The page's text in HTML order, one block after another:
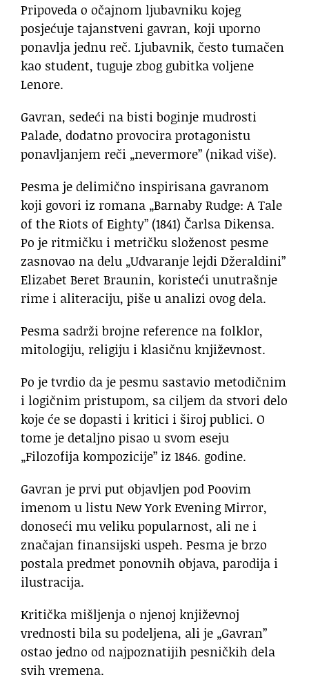
Pripoveda o očajnom ljubavniku kojeg
posjećuje tajanstveni gavran, koji uporno
ponavlja jednu reč. Ljubavnik, često tumačen
kao student, tuguje zbog gubitka voljene
Lenore.
Gavran, sedeći na bisti boginje mudrosti
Palade, dodatno provocira protagonistu
ponavljanjem reči „nevermore” (nikad više).
Pesma je delimično inspirisana gavranom
koji govori iz romana „Barnaby Rudge: A Tale
of the Riots of Eighty” (1841) Čarlsa Dikensa.
Po je ritmičku i metričku složenost pesme
zasnovao na delu „Udvaranje lejdi Džeraldini”
Elizabet Beret Braunin, koristeći unutrašnje
rime i aliteraciju, piše u analizi ovog dela.
Pesma sadrži brojne reference na folklor,
mitologiju, religiju i klasičnu književnost.
Po je tvrdio da je pesmu sastavio metodičnim
i logičnim pristupom, sa ciljem da stvori delo
koje će se dopasti i kritici i široj publici. O
tome je detaljno pisao u svom eseju
„Filozofija kompozicije” iz 1846. godine.
Gavran je prvi put objavljen pod Poovim
imenom u listu New York Evening Mirror,
donoseći mu veliku popularnost, ali ne i
značajan finansijski uspeh. Pesma je brzo
postala predmet ponovnih objava, parodija i
ilustracija.
Kritička mišljenja o njenoj književnoj
vrednosti bila su podeljena, ali je „Gavran”
ostao jedno od najpoznatijih pesničkih dela
svih vremena.